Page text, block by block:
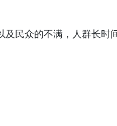
民众的不满，人群长时